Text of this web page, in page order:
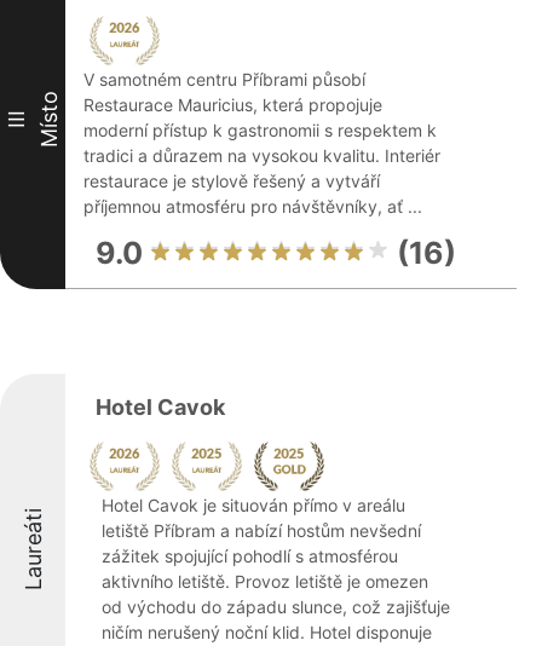
III Místo
V samotném centru Příbrami působí
Restaurace Mauricius, která propojuje
moderní přístup k gastronomii s respektem k
tradici a důrazem na vysokou kvalitu. Interiér
restaurace je stylově řešený a vytváří
příjemnou atmosféru pro návštěvníky, ať ...
9.0 (16)
Laureáti
Hotel Cavok
Hotel Cavok je situován přímo v areálu
letiště Příbram a nabízí hostům nevšední
zážitek spojující pohodlí s atmosférou
aktivního letiště. Provoz letiště je omezen
od východu do západu slunce, což zajišťuje
ničím nerušený noční klid. Hotel disponuje